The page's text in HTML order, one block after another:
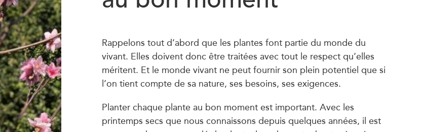
Rappelons tout d’abord que les plantes font partie du monde du
vivant. Elles doivent donc être traitées avec tout le respect qu’elles
méritent. Et le monde vivant ne peut fournir son plein potentiel que si
l’on tient compte de sa nature, ses besoins, ses exigences.
Planter chaque plante au bon moment est important. Avec les
printemps secs que nous connaissons depuis quelques années, il est